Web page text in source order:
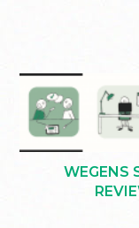
WEGENS